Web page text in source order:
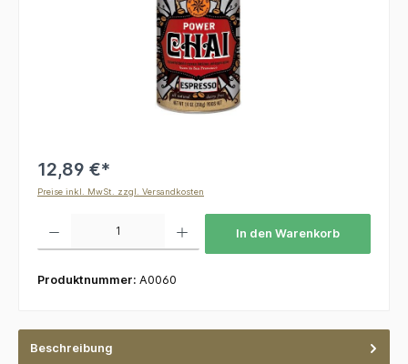
12,89 €*
Preise inkl. MwSt. zzgl. Versandkosten
In den Warenkorb
Produktnummer: A0060
Beschreibung